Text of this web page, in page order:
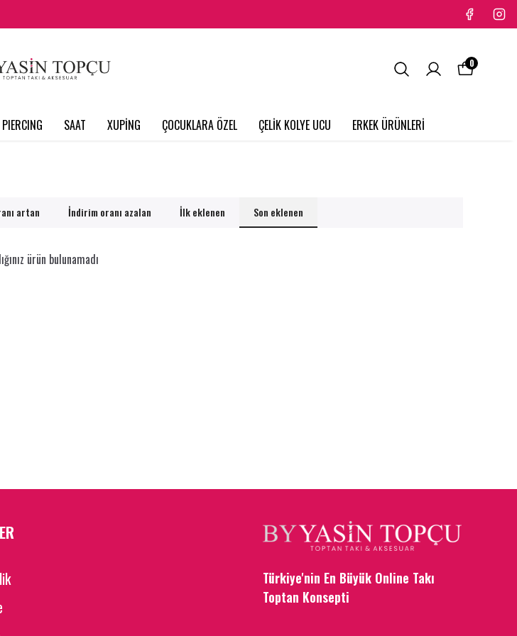
SAAT XUPİNG ÇOCUKLARA ÖZEL ÇELİK KOLYE UCU ERKEK ÜRÜNLERİ
0
artan İndirim oranı azalan İlk eklenen Son eklenen
ürün bulunamadı
Türkiye'nin En Büyük Online Takı
Toptan Konsepti